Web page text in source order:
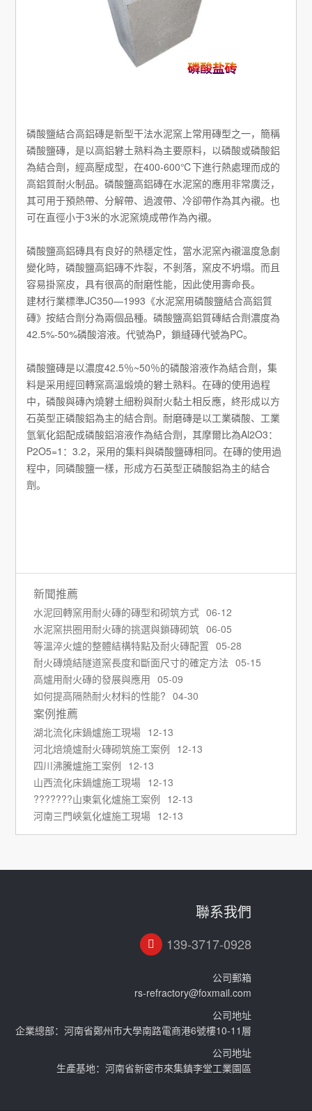
磷酸鹽結合高鋁磚是新型干法水泥窯上常用磚型之一，簡稱
磷酸鹽磚，是以高鋁礬土熟料為主要原料，以磷酸或磷酸鋁
為結合劑，經高壓成型，在400-600℃下進行熱處理而成的
高鋁質耐火制品。磷酸鹽高鋁磚在水泥窯的應用非常廣泛，
其可用于預熱帶、分解帶、過渡帶、冷卻帶作為其內襯。也
可在直徑小于3米的水泥窯燒成帶作為內襯。
磷酸鹽高鋁磚具有良好的熱穩定性，當水泥窯內襯溫度急劇
變化時，磷酸鹽高鋁磚不炸裂，不剝落，窯皮不坍塌。而且
容易掛窯皮，具有很高的耐磨性能，因此使用壽命長。
建材行業標準JC350—1993《水泥窯用磷酸鹽結合高鋁質
磚》按結合劑分為兩個品種。磷酸鹽高鋁質磚結合劑濃度為
42.5%-50%磷酸溶液。代號為P，鎖縫磚代號為PC。
磷酸鹽磚是以濃度42.5％~50％的磷酸溶液作為結合劑，集
料是采用經回轉窯高溫煅燒的礬土熟料。在磚的使用過程
中，磷酸與磚內燒礬土細粉與耐火黏土相反應，終形成以方
石英型正磷酸鋁為主的結合劑。耐磨磚是以工業磷酸、工業
氫氧化鋁配成磷酸鋁溶液作為結合劑，其摩爾比為Al2O3：
P2O5=1：3.2，采用的集料與磷酸鹽磚相同。在磚的使用過
程中，同磷酸鹽一樣，形成方石英型正磷酸鋁為主的結合
劑。
新聞推薦
水泥回轉窯用耐火磚的磚型和砌筑方式 06-12
水泥窯拱圈用耐火磚的挑選與鎖磚砌筑 06-05
等溫淬火爐的整體結構特點及耐火磚配置 05-28
耐火磚燒結隧道窯長度和斷面尺寸的確定方法 05-15
高爐用耐火磚的發展與應用 05-09
如何提高隔熱耐火材料的性能? 04-30
案例推薦
湖北流化床鍋爐施工現場 12-13
河北焙燒爐耐火磚砌筑施工案例 12-13
四川沸騰爐施工案例 12-13
山西流化床鍋爐施工現場 12-13
???????山東氣化爐施工案例 12-13
河南三門峽氣化爐施工現場 12-13
聯系我們
139-3717-0928
公司郵箱
rs-refractory@foxmail.com
公司地址
企業總部：河南省鄭州市大學南路電商港6號樓10-11層
公司地址
生產基地：河南省新密市來集鎮李堂工業園區